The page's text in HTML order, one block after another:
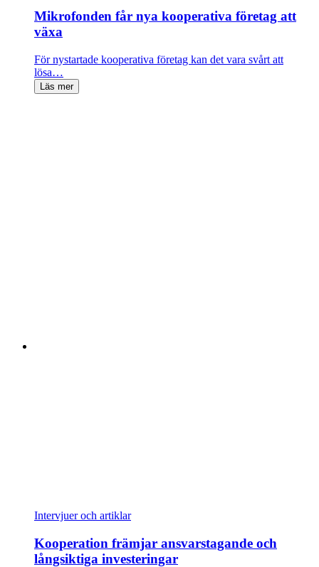
Mikrofonden får nya kooperativa företag att
växa
För nystartade kooperativa företag kan det vara svårt att
lösa…
Läs mer
Intervjuer och artiklar
Kooperation främjar ansvarstagande och
långsiktiga investeringar